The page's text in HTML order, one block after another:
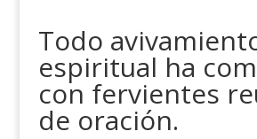
Todo
espiritual ha
con fervientes
de oración.